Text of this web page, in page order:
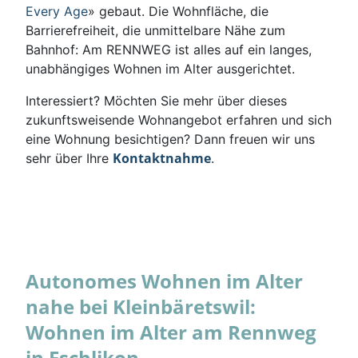
Every Age» gebaut. Die Wohnfläche, die
Barrierefreiheit, die unmittelbare Nähe zum
Bahnhof: Am RENNWEG ist alles auf ein langes,
unabhängiges Wohnen im Alter ausgerichtet.
Interessiert? Möchten Sie mehr über dieses
zukunftsweisende Wohnangebot erfahren und sich
eine Wohnung besichtigen? Dann freuen wir uns
sehr über Ihre Kontaktnahme.
Autonomes Wohnen im Alter
nahe bei Kleinbäretswil:
Wohnen im Alter am Rennweg